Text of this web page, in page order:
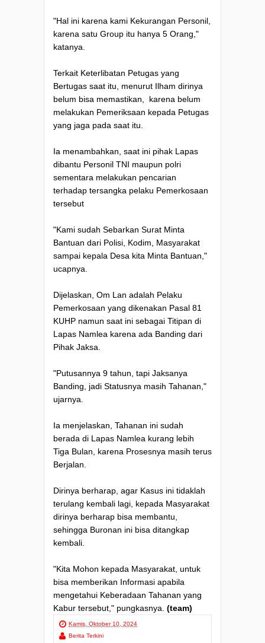
"Hal ini karena kami Kekurangan Personil,
karena satu Group itu hanya 5 Orang,"
katanya.
Terkait Keterlibatan Petugas yang
Bertugas saat itu, menurut Ilham dirinya
belum bisa memastikan, karena belum
melakukan Pemeriksaan kepada Petugas
yang jaga pada saat itu.
Ia menambahkan, saat ini pihak Lapas
dibantu Personil TNI maupun polri
sementara melakukan pencarian
terhadap tersangka pelaku Pemerkosaan
tersebut
"Kami sudah Sebarkan Surat Minta
Bantuan dari Polisi, Kodim, Masyarakat
sampai kepala Desa kita Minta Bantuan,"
ucapnya.
Dijelaskan, Om Lan adalah Pelaku
Pemerkosaan yang dikenakan Pasal 81
KUHP namun saat ini sebagai Titipan di
Lapas Namlea karena ada Banding dari
Pihak Jaksa.
"Putusannya 9 tahun, tapi Jaksanya
Banding, jadi Statusnya masih Tahanan,"
ujarnya.
Ia menjelaskan, Tahanan ini sudah
berada di Lapas Namlea kurang lebih
Tiga Bulan, karena Prosesnya masih terus
Berjalan.
Dirinya berharap, agar Kasus ini tidaklah
terulang kembali lagi, kepada Masyarakat
dirinya berharap bisa membantu,
sehingga Buronan ini bisa ditangkap
kembali.
"Kita Mohon kepada Masyarakat, untuk
bisa memberikan Informasi apabila
mengetahui Keberadaan Tahanan yang
Kabur tersebut," pungkasnya. (team)
Kamis, Oktober 10, 2024
Berita Terkini